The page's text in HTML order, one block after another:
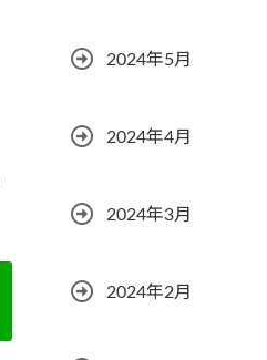
2024年5月
2024年4月
2024年3月
2024年2月